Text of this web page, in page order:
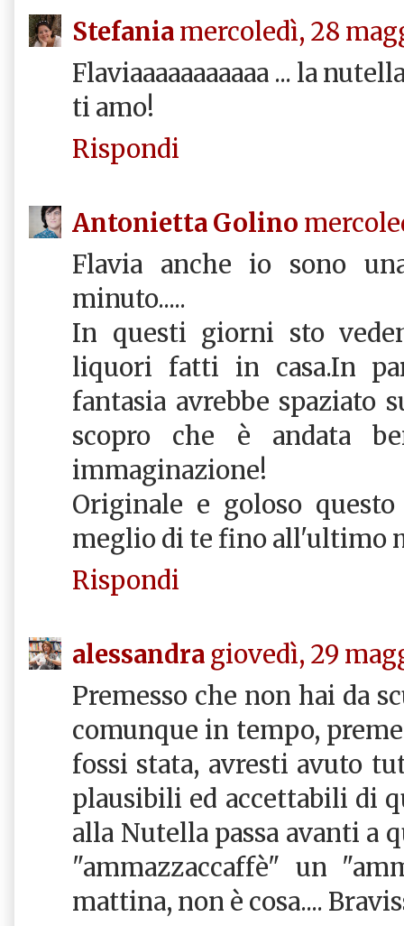
Stefania mercoledì, 28
Flaviaaaaaaaaaaa ... la
ti amo!
Rispondi
Antonietta Golino
Flavia anche io sono
minuto.....
In questi giorni sto
liquori fatti in casa.In
fantasia avrebbe spaziato
scopro che è andata
immaginazione!
Originale e goloso
meglio di te fino all'ultimo
Rispondi
alessandra giovedì, 29
Premesso che non hai da
comunque in tempo,
fossi stata, avresti avuto
plausibili ed accettabili di
alla Nutella passa avanti a
"ammazzaccaffè" un
mattina, non è cosa....